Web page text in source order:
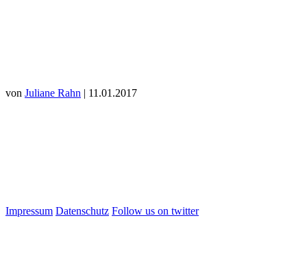
von Juliane Rahn | 11.01.2017
Impressum Datenschutz Follow us on twitter